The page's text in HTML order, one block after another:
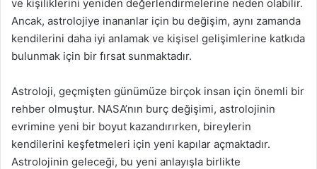
ve kişiliklerini yeniden değerlendirmelerine neden olabilir.
Ancak, astrolojiye inananlar için bu değişim, aynı zamanda
kendilerini daha iyi anlamak ve kişisel gelişimlerine katkıda
bulunmak için bir fırsat sunmaktadır.
Astroloji, geçmişten günümüze birçok insan için önemli bir
rehber olmuştur. NASA’nın burç değişimi, astrolojinin
evrimine yeni bir boyut kazandırırken, bireylerin
kendilerini keşfetmeleri için yeni kapılar açmaktadır.
Astrolojinin geleceği, bu yeni anlayışla birlikte